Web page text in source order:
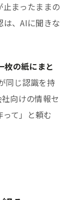
まったままの
、AIに聞きな
枚の紙にまと
同じ認識を持
向けの情報セ
て」と頼む